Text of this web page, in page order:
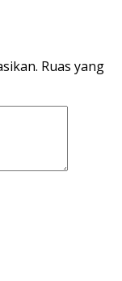
Ruas yang